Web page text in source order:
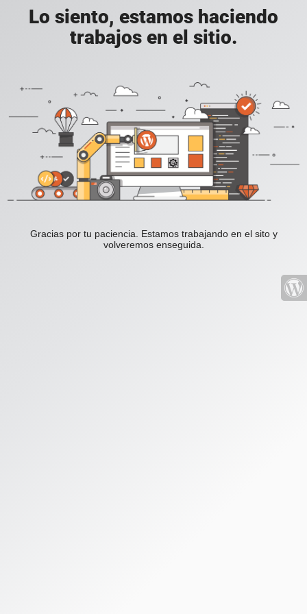
Lo siento, estamos haciendo
trabajos en el sitio.
Gracias por tu paciencia. Estamos trabajando en el sito y
volveremos enseguida.